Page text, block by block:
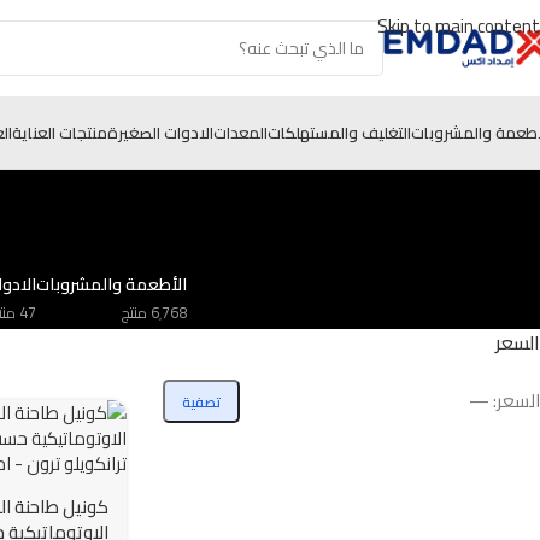
Skip to main content
والمشروباتالتغليف والمستهلكاتالمعداتالادوات الصغيرةمنتجات العناية
الأطعمة والمشروبات
6٬768 منتج 47 منتج
السعر
تصفية السعر:—
كونيل طاحنة